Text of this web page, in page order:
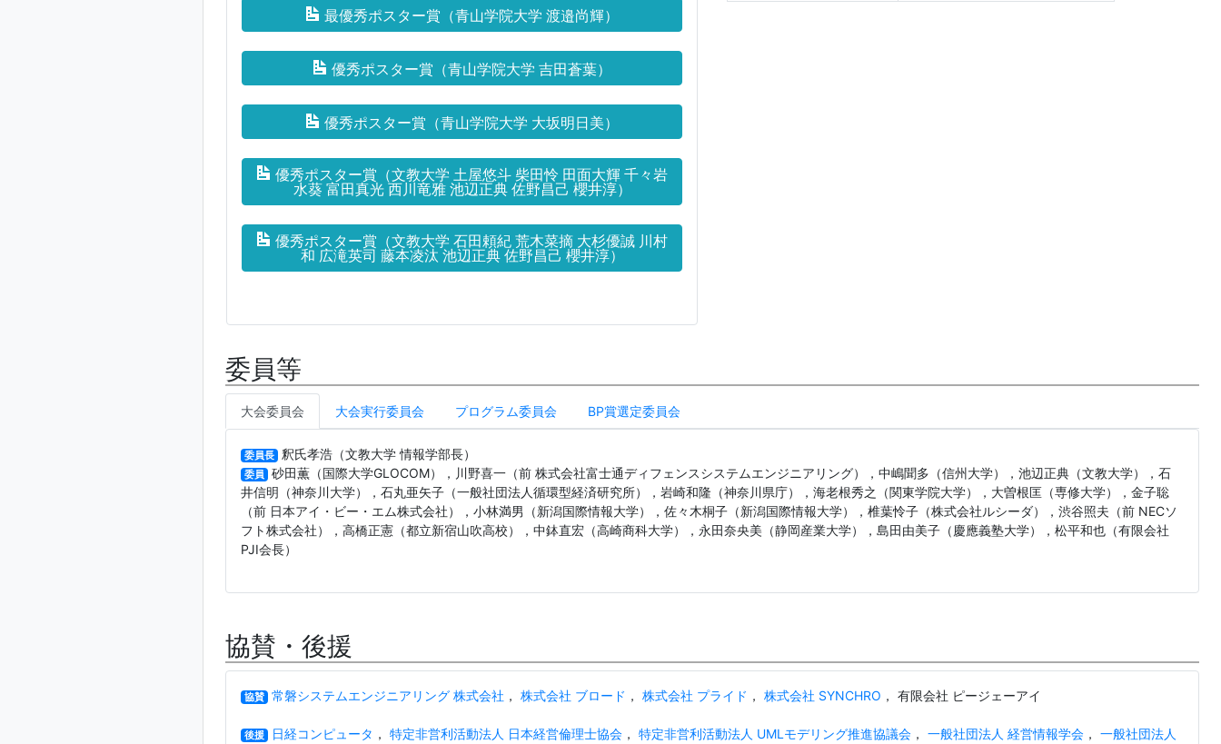
最優秀ポスター賞（青山学院大学 渡邉尚輝）
優秀ポスター賞（青山学院大学 吉田蒼葉）
優秀ポスター賞（青山学院大学 大坂明日美）
優秀ポスター賞（文教大学 土屋悠斗 柴田怜 田面大輝 千々岩
水葵 富田真光 西川竜雅 池辺正典 佐野昌己 櫻井淳）
優秀ポスター賞（文教大学 石田頼紀 荒木菜摘 大杉優誠 川村
和 広滝英司 藤本凌汰 池辺正典 佐野昌己 櫻井淳）
委員等
大会委員会 大会実行委員会 プログラム委員会 BP賞選定委員会
委員長 釈氏孝浩（文教大学 情報学部長）
委員
砂田薫（国際大学GLOCOM），川野喜一（前 株式会社富士通ディフェンスシステムエンジニアリング），中嶋聞多（信州大学），池辺正典（文教大学），石
井信明（神奈川大学），石丸亜矢子（一般社団法人循環型経済研究所），岩崎和隆（神奈川県庁），海老根秀之（関東学院大学），大曽根匡（専修大学），金子聡
（前 日本アイ・ビー・エム株式会社），小林満男（新潟国際情報大学），佐々木桐子（新潟国際情報大学），椎葉怜子（株式会社ルシーダ），渋谷照夫（前 NECソ
フト株式会社），高橋正憲（都立新宿山吹高校），中鉢直宏（高崎商科大学），永田奈央美（静岡産業大学），島田由美子（慶應義塾大学），松平和也（有限会社
PJI会長）
協賛・後援
協賛 常磐システムエンジニアリング 株式会社 ，株式会社 ブロード ，株式会社 プライド ，株式会社 SYNCHRO ， 有限会社 ピージェーアイ
後援 日経コンピュータ ，特定非営利活動法人 日本経営倫理士協会 ，特定非営利活動法人 UMLモデリング推進協議会 ，一般社団法人 経営情報学会 ，一般社団法人